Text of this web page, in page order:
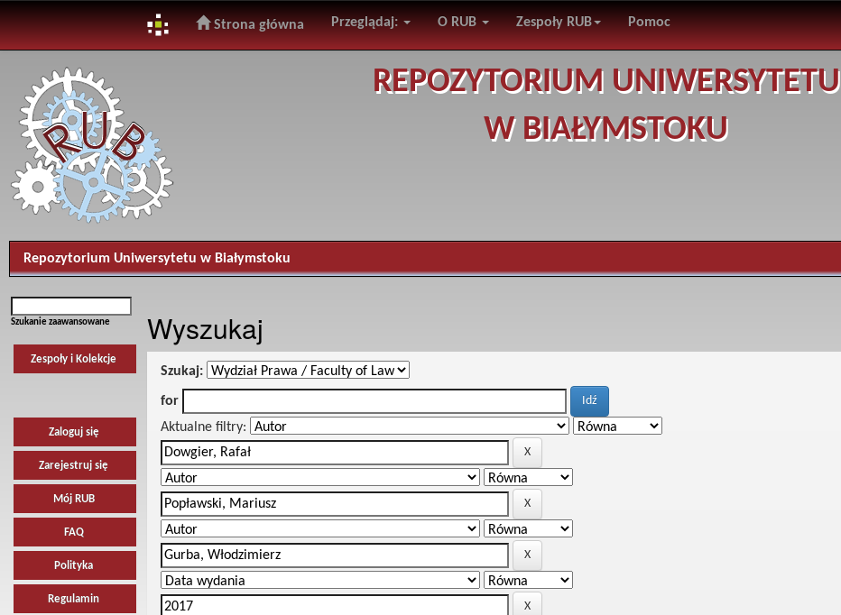
navigation
Strona główna Przeglądaj: O RUB Zespoły RUB Pomoc
REPOZYTORIUM UNIWERSYTETU
W BIAŁYMSTOKU
Repozytorium Uniwersytetu w Białymstoku
Szukanie zaawansowane
Zespoły i Kolekcje
Zaloguj się
Zarejestruj się
Mój RUB
FAQ
Polityka
Regulamin
Wyszukaj
Szukaj:
for
Aktualne filtry: